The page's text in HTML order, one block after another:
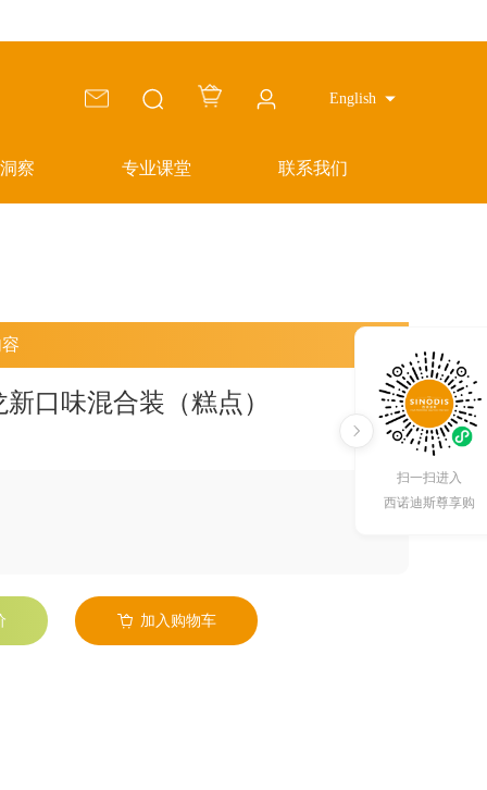
English
察 专业课堂 联系我们
扫一扫进入
西诺迪斯尊享购
口味混合装（糕点）
加入购物车